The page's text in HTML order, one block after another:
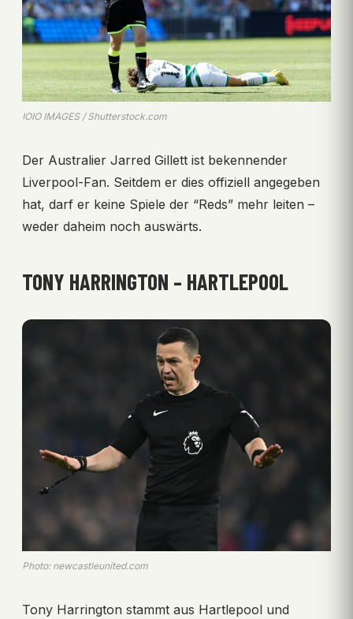
IOIO IMAGES / Shutterstock.com
Der Australier Jarred Gillett ist bekennender
Liverpool-Fan. Seitdem er dies offiziell angegeben
hat, darf er keine Spiele der “Reds” mehr leiten –
weder daheim noch auswärts.
TONY HARRINGTON – HARTLEPOOL
Photo: newcastleunited.com
Tony Harrington stammt aus Hartlepool und